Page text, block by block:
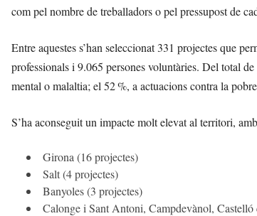
com pel nombre de treballadors o pel pressupost de
Entre aquestes s’han seleccionat 331 projectes que
professionals i 9.065 persones voluntàries. Del total
mental o malaltia; el 52 %, a actuacions contra la
S’ha aconseguit un impacte molt elevat al territori,
Girona (16 projectes)
Salt (4 projectes)
Banyoles (3 projectes)
Calonge i Sant Antoni, Campdevànol,